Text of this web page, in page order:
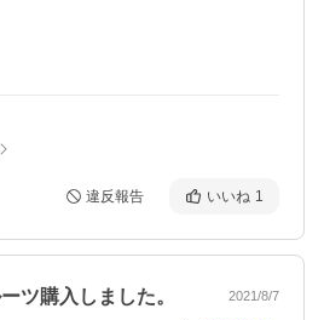
違反報告 いいね 1
ツ購入しました。 2021/8/7